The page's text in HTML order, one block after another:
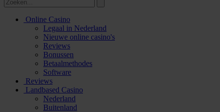
Online Casino
Legaal in Nederland
Nieuwe online casino's
Reviews
Bonussen
Betaalmethodes
Software
Reviews
Landbased Casino
Nederland
Buitenland